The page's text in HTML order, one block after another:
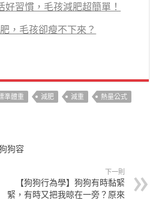
好習慣，毛孩減肥超簡單！
，毛孩卻瘦不下來？
準體重 減肥 減重
熱量公式
狗容
下一則
【狗狗行為學】狗狗有時黏緊
緊，有時又把我晾在一旁？原來